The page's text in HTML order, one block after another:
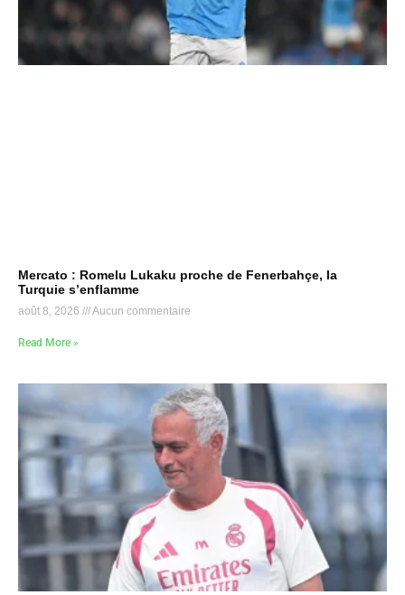
Mercato : Romelu Lukaku proche de Fenerbahçe, la
Turquie s’enflamme
août 8, 2026 Aucun commentaire
Read More »